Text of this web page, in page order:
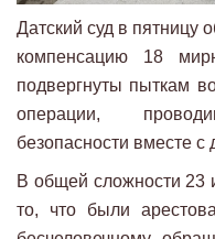
Датский суд в пятницу
компенсацию 18
подвергнуты пыткам
операции,
безопасности вместе с
В общей сложности 23
то, что были